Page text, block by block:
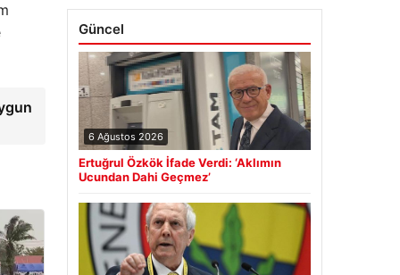
Güncel
6 Ağustos 2026
Ertuğrul Özkök İfade Verdi: ‘Aklımın
Ucundan Dahi Geçmez’